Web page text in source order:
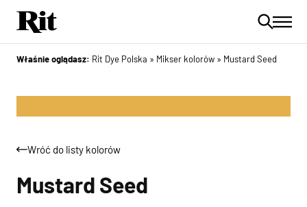
Właśnie oglądasz: Rit Dye Polska » Mikser kolorów » Mustard Seed
Wróć do listy kolorów
Mustard Seed